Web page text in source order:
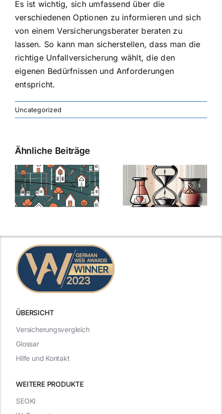
Es ist wichtig, sich umfassend über die
verschiedenen Optionen zu informieren und sich
von einem Versicherungsberater beraten zu
lassen. So kann man sicherstellen, dass man die
richtige Unfallversicherung wählt, die den
eigenen Bedürfnissen und Anforderungen
entspricht.
Uncategorized
Ähnliche Beiträge
ÜBERSICHT
WEITERE PRODUKTE
Versicherungsvergleich
Glossar
Hilfe und Kontakt
SEOKI